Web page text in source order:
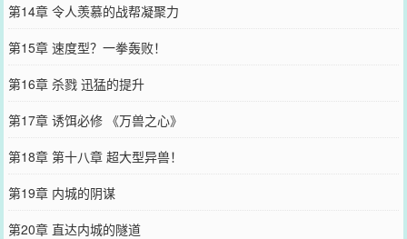
第14章 令人羡慕的战帮凝聚力
第15章 速度型？一拳轰败！
第16章 杀戮 迅猛的提升
第17章 诱饵必修 《万兽之心》
第18章 第十八章 超大型异兽！
第19章 内城的阴谋
第20章 直达内城的隧道